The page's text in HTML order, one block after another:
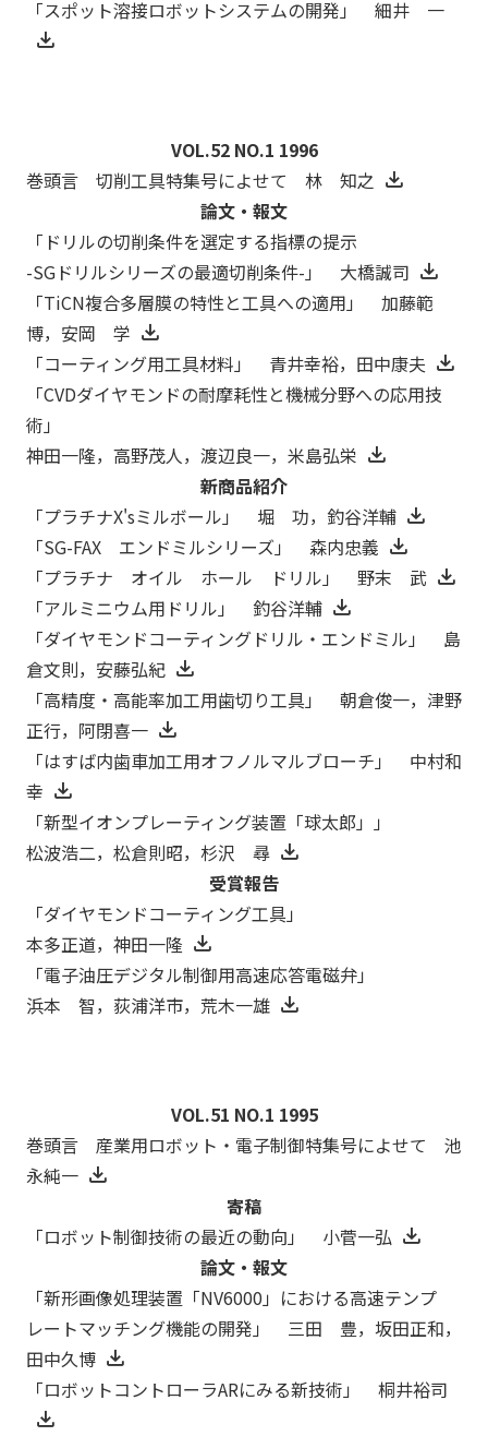
「スポット溶接ロボットシステムの開発」 細井 一
VOL.52 NO.1 1996
巻頭言 切削工具特集号によせて 林 知之
論文・報文
「ドリルの切削条件を選定する指標の提示
-SGドリルシリーズの最適切削条件-」 大橋誠司
「TiCN複合多層膜の特性と工具への適用」 加藤範
博，安岡 学
「コーティング用工具材料」 青井幸裕，田中康夫
「CVDダイヤモンドの耐摩耗性と機械分野への応用技
術」
神田一隆，高野茂人，渡辺良一，米島弘栄
新商品紹介
「プラチナX'sミルボール」 堀 功，釣谷洋輔
「SG-FAX エンドミルシリーズ」 森内忠義
「プラチナ オイル ホール ドリル」 野末 武
「アルミニウム用ドリル」 釣谷洋輔
「ダイヤモンドコーティングドリル・エンドミル」 島
倉文則，安藤弘紀
「高精度・高能率加工用歯切り工具」 朝倉俊一，津野
正行，阿閉喜一
「はすば内歯車加工用オフノルマルブローチ」 中村和
幸
「新型イオンプレーティング装置「球太郎」」
松波浩二，松倉則昭，杉沢 尋
受賞報告
「ダイヤモンドコーティング工具」
本多正道，神田一隆
「電子油圧デジタル制御用高速応答電磁弁」
浜本 智，荻浦洋市，荒木一雄
VOL.51 NO.1 1995
巻頭言 産業用ロボット・電子制御特集号によせて 池
永純一
寄稿
「ロボット制御技術の最近の動向」 小菅一弘
論文・報文
「新形画像処理装置「NV6000」における高速テンプ
レートマッチング機能の開発」 三田 豊，坂田正和，
田中久博
「ロボットコントローラARにみる新技術」 桐井裕司